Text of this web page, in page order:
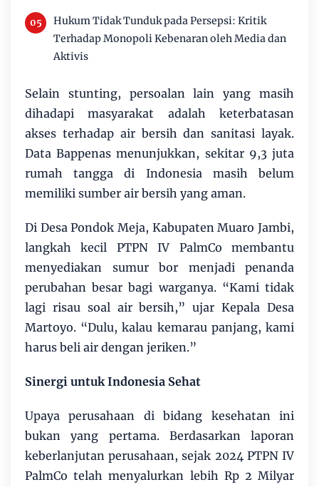
Hukum Tidak Tunduk pada Persepsi: Kritik
Terhadap Monopoli Kebenaran oleh Media dan
Aktivis
Selain stunting, persoalan lain yang masih
dihadapi masyarakat adalah keterbatasan
akses terhadap air bersih dan sanitasi layak.
Data Bappenas menunjukkan, sekitar 9,3 juta
rumah tangga di Indonesia masih belum
memiliki sumber air bersih yang aman.
Di Desa Pondok Meja, Kabupaten Muaro Jambi,
langkah kecil PTPN IV PalmCo membantu
menyediakan sumur bor menjadi penanda
perubahan besar bagi warganya. “Kami tidak
lagi risau soal air bersih,” ujar Kepala Desa
Martoyo. “Dulu, kalau kemarau panjang, kami
harus beli air dengan jeriken.”
Sinergi untuk Indonesia Sehat
Upaya perusahaan di bidang kesehatan ini
bukan yang pertama. Berdasarkan laporan
keberlanjutan perusahaan, sejak 2024 PTPN IV
PalmCo telah menyalurkan lebih Rp 2 Milyar